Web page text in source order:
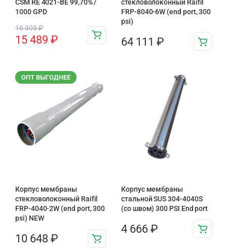
CSM RE 4021-BE 99,70% /
1000 GPD
16 305₽
15 489 ₽
стекловолоконный Raifil
FRP-8040-6W (end port, 300
psi)
64 111 ₽
ОПТ ВЫГОДНЕЕ
Корпус мембраны
стекловолоконный Raifil
FRP-4040-2W (end port, 300
psi) NEW
10 648 ₽
Корпус мембраны
стальной SUS 304-4040S
(со швом) 300 PSI End port
4 666 ₽